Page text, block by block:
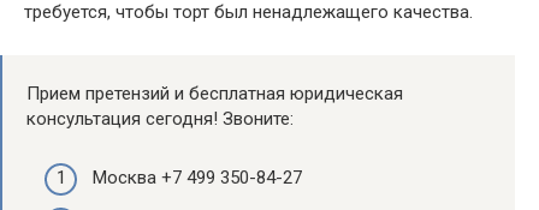
требуется, чтобы торт был ненадлежащего качества.
Прием претензий и бесплатная юридическая
консультация сегодня! Звоните:
Москва +7 499 350-84-27